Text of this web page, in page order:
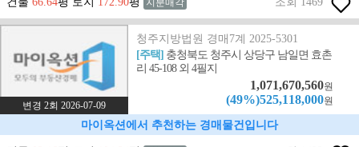
지분매각
변경 2회 2026-07-09
청주지방법원 경매7계 2025-5301
[주택] 충청북도 청주시 상당구 남일면 효촌
리 45-108 외 4필지
1,071,670,560원
(49%)525,118,000원
마이옥션에서 추천하는 경매물건입니다